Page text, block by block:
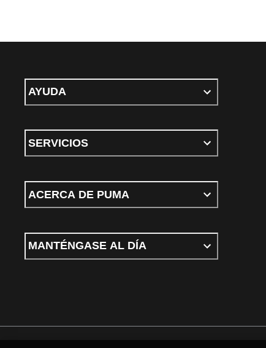
AYUDA
SERVICIOS
ACERCA DE PUMA
MANTÉNGASE AL DÍA